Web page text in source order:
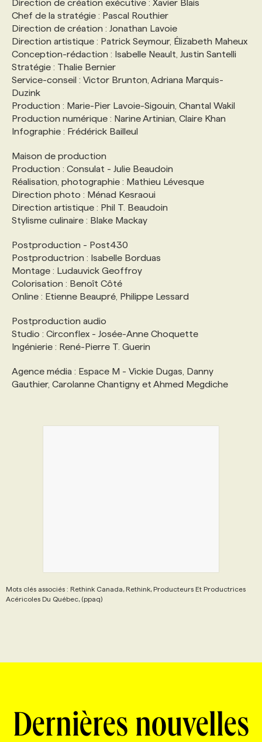
Direction de création exécutive : Xavier Blais
Chef de la stratégie : Pascal Routhier
Direction de création : Jonathan Lavoie
Direction artistique : Patrick Seymour, Élizabeth Maheux
Conception-rédaction : Isabelle Neault, Justin Santelli
Stratégie : Thalie Bernier
Service-conseil : Victor Brunton, Adriana Marquis-
Duzink
Production : Marie-Pier Lavoie-Sigouin, Chantal Wakil
Production numérique : Narine Artinian, Claire Khan
Infographie : Frédérick Bailleul
Maison de production
Production : Consulat - Julie Beaudoin
Réalisation, photographie : Mathieu Lévesque
Direction photo : Ménad Kesraoui
Direction artistique : Phil T. Beaudoin
Stylisme culinaire : Blake Mackay
Postproduction - Post430
Postproductrion : Isabelle Borduas
Montage : Ludauvick Geoffroy
Colorisation : Benoît Côté
Online : Etienne Beaupré, Philippe Lessard
Postproduction audio
Studio : Circonflex - Josée-Anne Choquette
Ingénierie : René-Pierre T. Guerin
Agence média : Espace M - Vickie Dugas, Danny
Gauthier, Carolanne Chantigny et Ahmed Megdiche
Mots clés associés : Rethink Canada, Rethink, Producteurs Et Productrices
Acéricoles Du Québec, (ppaq)
Dernières nouvelles